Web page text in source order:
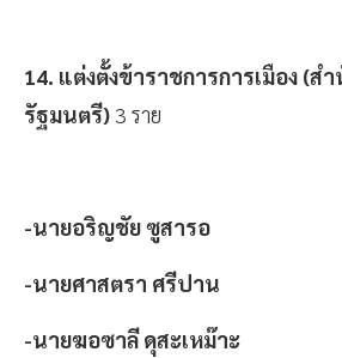
14. แต่งตั้งข้าราชการการเมือง (ส
รัฐมนตรี) 3 ราย
-นายอริญชัย ซูสารอ
-นายศาสตรา ศรีปาน
-นายฆอซาลี ดุสะเหม๊าะ